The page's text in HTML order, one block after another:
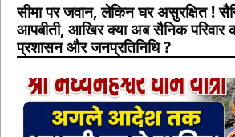
सीमा पर जवान, लेकिन घर असुरक्षित !
आपबीती, आखिर क्या अब सैनिक परिवार
प्रशासन और जनप्रतिनिधि ?